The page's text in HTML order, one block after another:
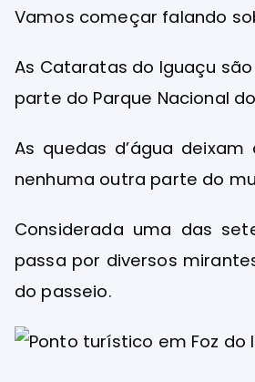
Vamos começar falando
As Cataratas do Iguaçu
parte do Parque Nacional
As quedas d’água
nenhuma outra parte do
Considerada uma das
passa por diversos
do passeio.